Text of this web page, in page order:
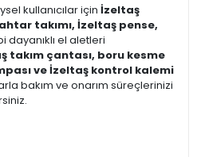
kullanıcılar için İzeltaş
takımı, İzeltaş pense,
dayanıklı el aletleri
takım çantası, boru kesme
ve İzeltaş kontrol kalemi
bakım ve onarım süreçlerinizi